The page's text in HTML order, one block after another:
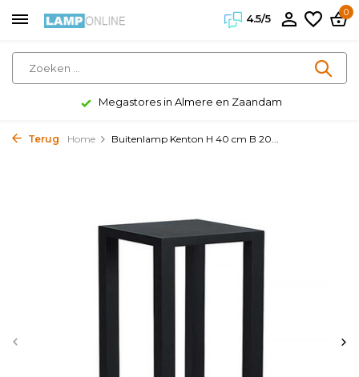
4.5/5
0
Megastores in Almere en Zaandam
Terug Home Buitenlamp Kenton H 40 cm B 20...